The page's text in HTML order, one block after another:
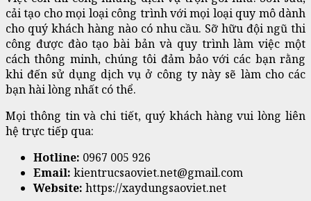
cải tạo cho mọi loại công trình với mọi loại quy mô dành
cho quý khách hàng nào có nhu cầu. Sỡ hữu đội ngũ thi
công được đào tạo bài bản và quy trình làm việc một
cách thông minh, chúng tôi đảm bảo với các bạn rằng
khi đến sử dụng dịch vụ ở công ty này sẽ làm cho các
bạn hài lòng nhất có thể.
Mọi thông tin và chi tiết, quý khách hàng vui lòng liên
hệ trực tiếp qua:
Hotline: 0967 005 926
Email: kientrucsaoviet.net@gmail.com
Website: https://xaydungsaoviet.net